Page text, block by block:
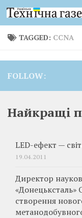
Skip to content
TAGGED: CCNA
FOLLOW:
Найкращі
LED-ефект —
19.04.2011
Директор
створення